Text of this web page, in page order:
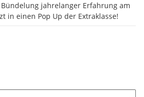
jahrelanger Erfahrung am
in einen Pop Up der Extraklasse!